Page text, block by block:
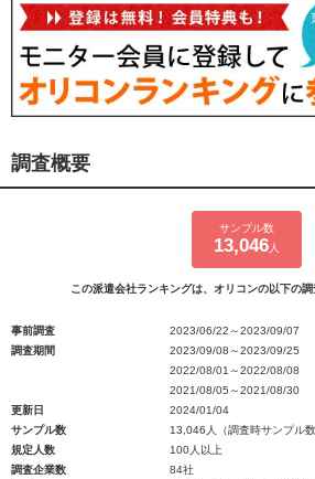
調査概要
サンプル数
13,046 人
この派遣会社ランキングは、オリコンの以下の調
事前調査
2023/06/22～2023/09/07
調査期間
2023/09/08～2023/09/25
2022/08/01～2022/08/08
2021/08/05～2021/08/30
更新日
2024/01/04
サンプル数
13,046人（調査時サンプル
規定人数
100人以上
調査企業数
84社